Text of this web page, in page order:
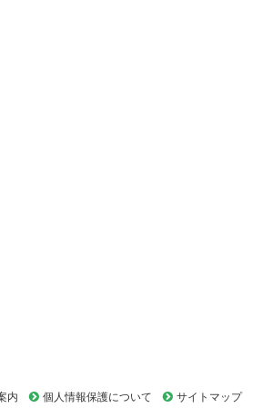
内 個人情報保護について サイトマップ